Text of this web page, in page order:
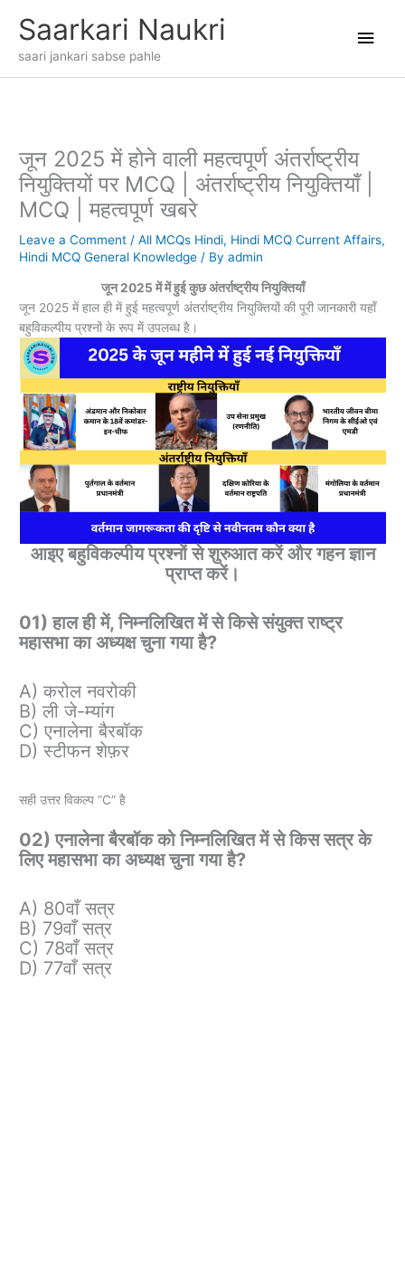
Saarkari Naukri
saari jankari sabse pahle
जून 2025 में होने वाली महत्वपूर्ण अंतर्राष्ट्रीय
नियुक्तियों पर MCQ | अंतर्राष्ट्रीय नियुक्तियाँ |
MCQ | महत्वपूर्ण खबरे
Leave a Comment /All MCQs Hindi, Hindi MCQ Current Affairs,
Hindi MCQ General Knowledge / Byadmin
जून 2025 में में हुई कुछ अंतर्राष्ट्रीय नियुक्तियाँ
जून 2025 में हाल ही में हुई महत्वपूर्ण अंतर्राष्ट्रीय नियुक्तियों की पूरी जानकारी यहाँ
बहुविकल्पीय प्रश्नों के रूप में उपलब्ध है।
आइए बहुविकल्पीय प्रश्नों से शुरुआत करें और गहन ज्ञान
प्राप्त करें।
01) हाल ही में, निम्नलिखित में से किसे संयुक्त राष्ट्र
महासभा का अध्यक्ष चुना गया है?
A) करोल नवरोकी
B) ली जे-म्यांग
C) एनालेना बैरबॉक
D) स्टीफन शेफ़र
सही उत्तर विकल्प “C” है
02) एनालेना बैरबॉक को निम्नलिखित में से किस सत्र के
लिए महासभा का अध्यक्ष चुना गया है?
A) 80वाँ सत्र
B) 79वाँ सत्र
C) 78वाँ सत्र
D) 77वाँ सत्र